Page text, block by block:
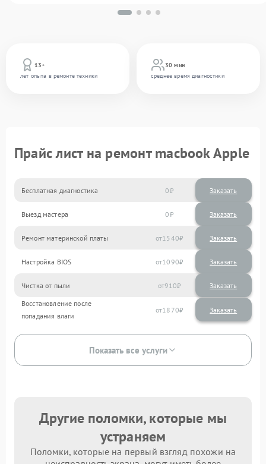
13+
лет опыта в ремонте техники
30 мин
среднее время диагностики
Прайс лист на ремонт macbook Apple
Бесплатная диагностика 0 Заказать
Выезд мастера 0 Заказать
Ремонт материнской платы 1540
Настройка BIOS 1090
Чистка от пыли 910
Восстановление после
попадания влаги
1870
Показать все услуги
Другие поломки, которые мы
устраняем
Поломки, которые на первый взгляд похожи на